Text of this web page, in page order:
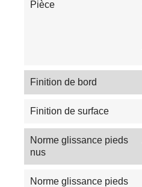
Pièce
Finition de bord
Finition de surface
Norme glissance pieds
nus
Norme glissance pieds